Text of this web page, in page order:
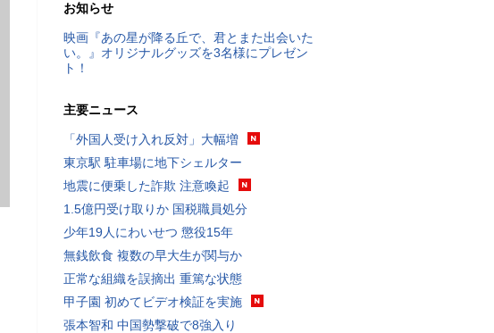
お知らせ
映画『あの星が降る丘で、君とまた出会いた
い。』オリジナルグッズを3名様にプレゼン
ト！
主要ニュース
「外国人受け入れ反対」大幅増
東京駅 駐車場に地下シェルター
地震に便乗した詐欺 注意喚起
1.5億円受け取りか 国税職員処分
少年19人にわいせつ 懲役15年
無銭飲食 複数の早大生が関与か
正常な組織を誤摘出 重篤な状態
甲子園 初めてビデオ検証を実施
張本智和 中国勢撃破で8強入り